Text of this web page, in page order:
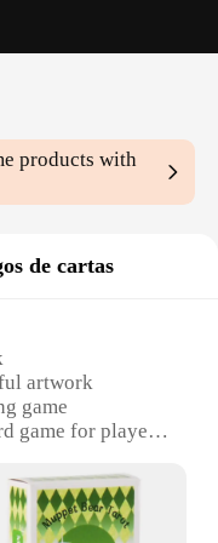
products with
de cartas
artwork
game
game for players
shuffles
a full set of